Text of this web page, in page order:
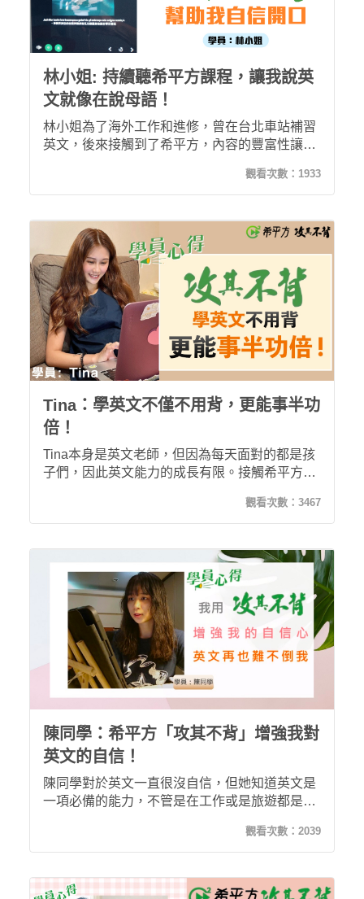
林小姐: 持續聽希平方課程，讓我說英
文就像在說母語！
林小姐為了海外工作和進修，曾在台北車站補習
英文，後來接觸到了希平方，內容的豐富性讓他
薰陶下，林小姐的英文口說能力進步到能夠像用
母語對話般流暢！
觀看次數： 1933
Tina：學英文不僅不用背，更能事半功
倍！
Tina本身是英文老師，但因為每天面對的都是孩
子們，因此英文能力的成長有限。接觸希平方後
幅提升，也同時增強聽力與口說，攻其不背真的
是一套非常有幫助的學習教材，學英文不用死
觀看次數： 3467
陳同學：希平方「攻其不背」增強我對
英文的自信！
陳同學對於英文一直很沒自信，但她知道英文是
一項必備的能力，不管是在工作或是旅遊都是不
觀看次數： 2039